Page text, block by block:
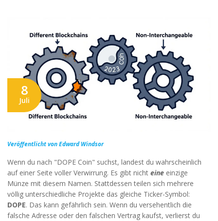
8
Juli
Veröffentlicht von Edward Windsor
Wenn du nach "DOPE Coin" suchst, landest du wahrscheinlich
auf einer Seite voller Verwirrung. Es gibt nicht eine einzige
Münze mit diesem Namen. Stattdessen teilen sich mehrere
völlig unterschiedliche Projekte das gleiche Ticker-Symbol:
DOPE. Das kann gefährlich sein. Wenn du versehentlich die
falsche Adresse oder den falschen Vertrag kaufst, verlierst du